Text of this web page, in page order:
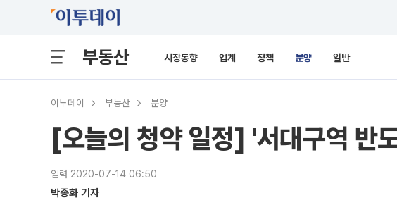
부동산 시장동향 업계 정책 분양 일반
이투데이 부동산 분양
[오늘의 청약 일정] '서대구역 반
입력 2020-07-14 06:50
박종화 기자